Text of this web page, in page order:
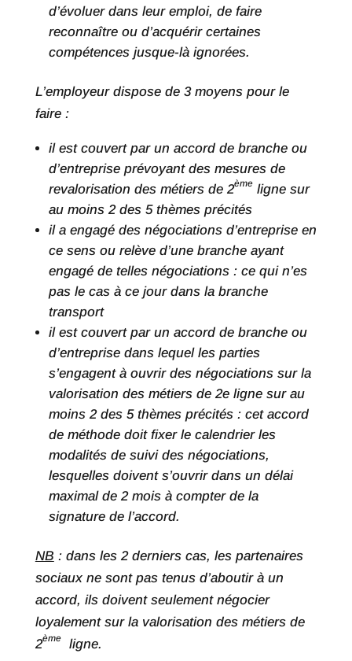
d’évoluer dans leur emploi, de faire
reconnaître ou d’acquérir certaines
compétences jusque-là ignorées.
L’employeur dispose de 3 moyens pour le
faire :
il est couvert par un accord de branche ou
d’entreprise prévoyant des mesures de
revalorisation des métiers de 2ème ligne sur
au moins 2 des 5 thèmes précités
il a engagé des négociations d’entreprise en
ce sens ou relève d’une branche ayant
engagé de telles négociations : ce qui n’es
pas le cas à ce jour dans la branche
transport
il est couvert par un accord de branche ou
d’entreprise dans lequel les parties
s’engagent à ouvrir des négociations sur la
valorisation des métiers de 2e ligne sur au
moins 2 des 5 thèmes précités : cet accord
de méthode doit fixer le calendrier les
modalités de suivi des négociations,
lesquelles doivent s’ouvrir dans un délai
maximal de 2 mois à compter de la
signature de l’accord.
NB : dans les 2 derniers cas, les partenaires
sociaux ne sont pas tenus d’aboutir à un
accord, ils doivent seulement négocier
loyalement sur la valorisation des métiers de
2ème ligne.